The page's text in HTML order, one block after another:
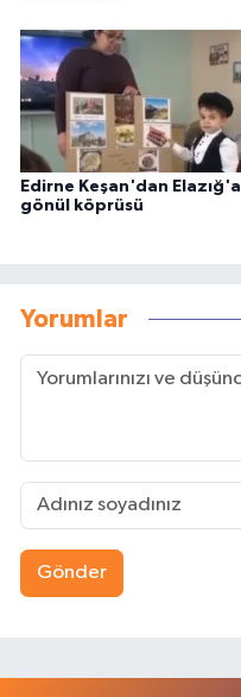
Edirne Keşan'dan Elazığ'a
gönül köprüsü
Yorumlar
Gönder